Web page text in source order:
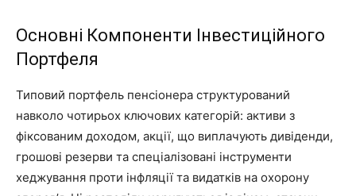
Основні Компоненти Інвестиційного
Портфеля
Типовий портфель пенсіонера структурований
навколо чотирьох ключових категорій: активи з
фіксованим доходом, акції, що виплачують дивіденди,
грошові резерви та спеціалізовані інструменти
хеджування проти інфляції та видатків на охорону